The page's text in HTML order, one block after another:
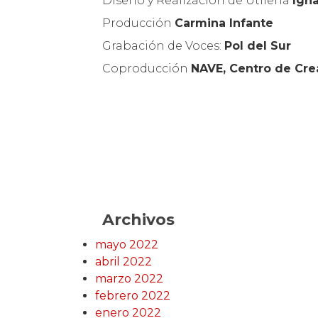
Producción Carmina Infante
Grabación de Voces: Pol del Sur
Coproducción NAVE, Centro de
Archivos
mayo 2022
abril 2022
marzo 2022
febrero 2022
enero 2022